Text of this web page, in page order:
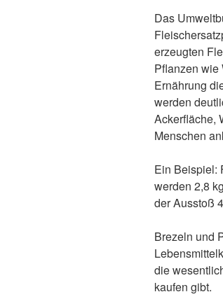
Das
erzeugten
Pflanzen wie
Ernährung
werden
Ackerfläche,
Menschen
Ein Beispiel:
werden 2,8
der Ausstoß
Brezeln und
die
kaufen gibt.